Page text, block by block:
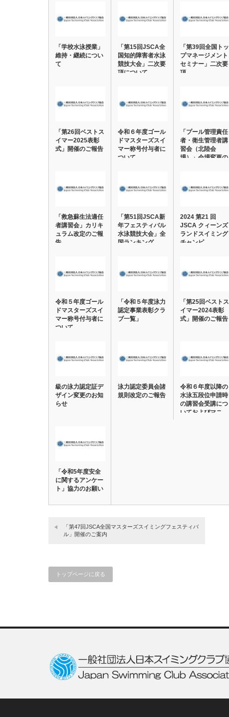
「学校水泳授業」
維持・継続につい
て
「第15回JSCA全
国知的障害者水泳
競技大会」二次要
項について
「第39回全国トッ
プマネージメント
セミナー」二次要
項
「第26回ベストス
イマー2025表彰
式」開催のご報告
令和６年度ゴール
ドマスターズスイ
マー称号付与者に
ついて
「プール管理責任
者・衛生管理者講
習会（北陸会
場）」会場変更の
「救急蘇生法適任
者講習会」カリキ
ュラム改定のご報
告
「第51回JSCA新
年フェスティバル
水泳競技大会」全
国ランキング…
2024 第21 回
JSCA クィーンズ
ランドスイミング
チャンピ…
令和５年度ゴール
ドマスターズスイ
マー称号付与者に
ついて
「令和５年度泳力
認定事業表彰クラ
ブ一覧」
「第25回ベストス
イマー2024表彰
式」開催のご報告
級の泳力認定証デ
ザイン変更のお知
らせ
泳力認定委員会諸
規則改定のご報告
令和６年度以降の
水泳五段位申請時
の講習会受講につ
いておよびマニ
「令和5年度安全
に関するアンケー
ト」協力のお願い
「第47回JSCA全国マスターズスイミングフェスティバ
ル」開催のご案内
トップページに戻る